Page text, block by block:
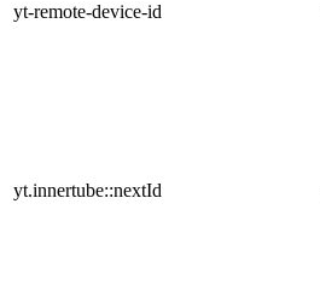
yt-remote-device-id
yt.innertube::nextId